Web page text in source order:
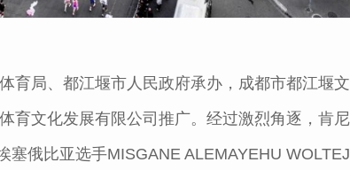
育局、都江堰市人民政府承办，成都市都江堰
育文化发展有限公司推广。经过激烈角逐，肯
俄比亚选手MISGANE ALEMAYEHU